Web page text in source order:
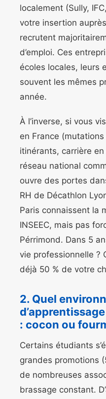
localement (Sully,
votre insertion
recrutent
d’emploi. Ces
écoles locales, leurs
souvent les mêmes
année.
À l’inverse, si vous
en France
itinérants, carrière
réseau national
ouvre des portes
RH de Décathlon
Paris connaissent la
INSEEC, mais pas
Pérrimond. Dans 5
vie professionnelle ?
déjà 50 % de votre
2. Quel
: cocon ou
Certains étudiants
grandes promotions
de nombreuses
brassage constant.